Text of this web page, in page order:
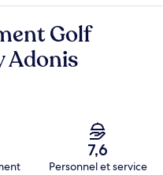
Golf
Adonis
7,6
Personnel et service